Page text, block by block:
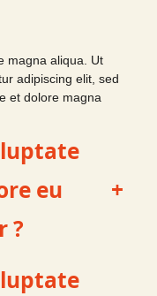
magna aliqua. Ut
adipiscing elit, sed
et dolore magna
eu
?
+